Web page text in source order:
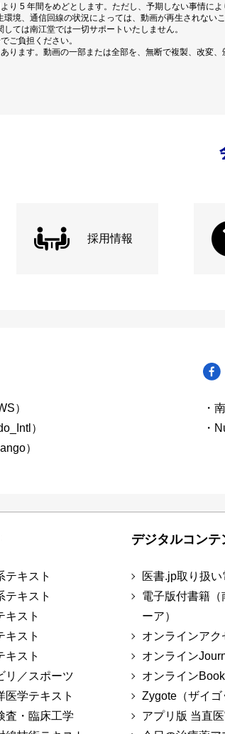
り 5 年間をめどとします。ただし、予期しない事情に
境、通信回線の状況によっては、動画が再生されないこ
ては南江堂では一切サポートいたしません。
ご負担ください。
ります。動画の一部または全部を、無断で複製、改変
採用情報
）
）
）
・
・
テキスト
テキスト
キスト
キスト
キスト
リ／スポーツ
医学テキスト
査・臨床工学
デジタルコンテ
医書.jp取り扱
電子版付書籍（
ーア）
オンラインア
オンライン
オンライン
Zygote（ザイゴ
アプリ版 当直